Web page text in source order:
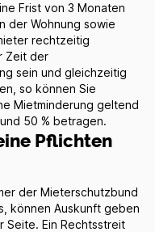
Frist von 3 Monaten
der Wohnung sowie
rechtzeitig
Zeit der
sein und gleichzeitig
so können Sie
Mietminderung geltend
50 % betragen.
Pflichten
der Mieterschutzbund
können Auskunft geben
Seite. Ein Rechtsstreit